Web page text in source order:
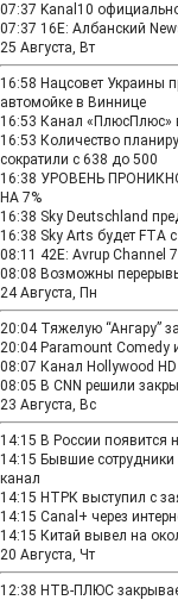
07:37 Kanal10
07:37 16E: Албанский
25 Августа, Вт
16:58 Нацсовет Украины
автомойке в Виннице
16:53 Канал «ПлюсПлюс»
16:53 Количество
сократили с 638 до 500
16:38 УРОВЕНЬ
НА 7%
16:38 Sky Deutschland
16:38 Sky Arts будет FTA
08:11 42E: Avrup Channel
08:08 Возможны
24 Августа, Пн
20:04 Тяжелую “Ангару”
20:04 Paramount Comedy
08:07 Канал Hollywood
08:05 В CNN решили
23 Августа, Вс
14:15 В России появится
14:15 Бывшие
канал
14:15 НТРК выступил с
14:15 Canal+ через
14:15 Китай вывел на
20 Августа, Чт
12:38 НТВ‑ПЛЮС